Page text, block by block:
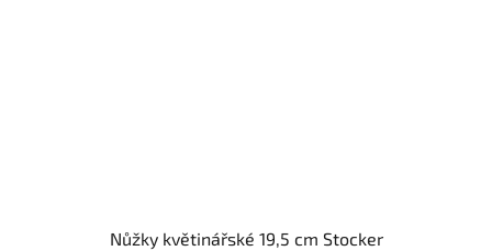
Nůžky květinářské 19,5 cm Stocker